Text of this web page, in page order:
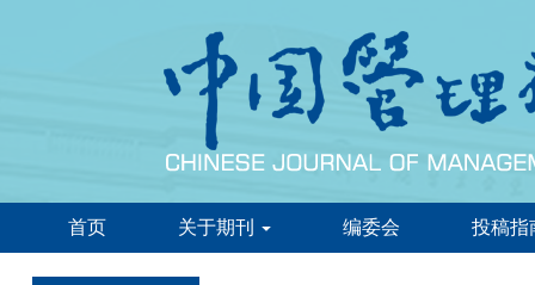
首页 关于期刊 编委会 投稿